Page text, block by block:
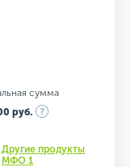
сумма
руб.
Другие продукты
МФО 1